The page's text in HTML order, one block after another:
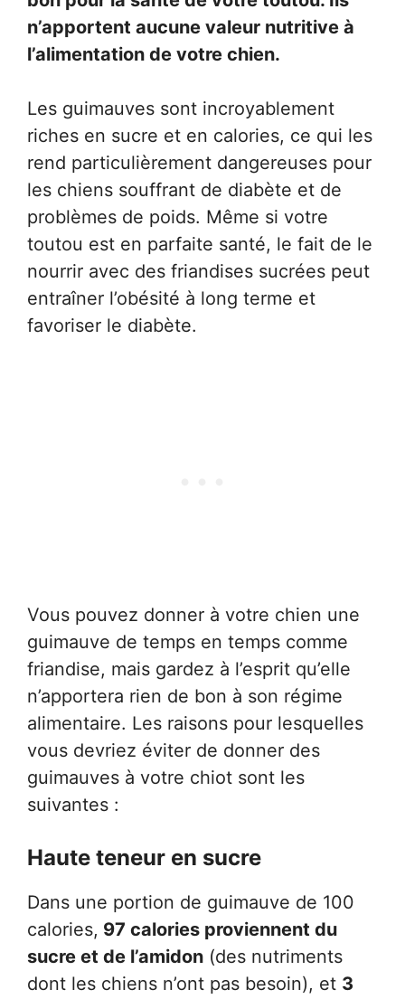
n’apportent aucune valeur nutritive à
l’alimentation de votre chien.
Les guimauves sont incroyablement
riches en sucre et en calories, ce qui les
rend particulièrement dangereuses pour
les chiens souffrant de diabète et de
problèmes de poids. Même si votre
toutou est en parfaite santé, le fait de le
nourrir avec des friandises sucrées peut
entraîner l’obésité à long terme et
favoriser le diabète.
Vous pouvez donner à votre chien une
guimauve de temps en temps comme
friandise, mais gardez à l’esprit qu’elle
n’apportera rien de bon à son régime
alimentaire. Les raisons pour lesquelles
vous devriez éviter de donner des
guimauves à votre chiot sont les
suivantes :
Haute teneur en sucre
Dans une portion de guimauve de 100
calories, 97 calories proviennent du
sucre et de l’amidon (des nutriments
dont les chiens n’ont pas besoin), et 3